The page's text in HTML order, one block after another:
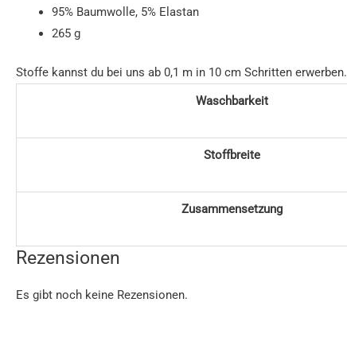
95% Baumwolle, 5% Elastan
265 g
Stoffe kannst du bei uns ab 0,1 m in 10 cm Schritten erwerben.
Waschbarkeit
Stoffbreite
Zusammensetzung
Rezensionen
Es gibt noch keine Rezensionen.